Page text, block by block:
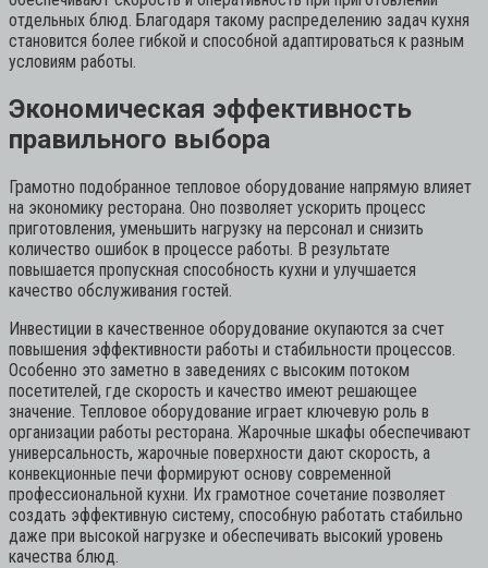
отдельных блюд. Благодаря такому распределению задач кухня
становится более гибкой и способной адаптироваться к разным
условиям работы.
Экономическая эффективность
правильного выбора
Грамотно подобранное тепловое оборудование напрямую влияет
на экономику ресторана. Оно позволяет ускорить процесс
приготовления, уменьшить нагрузку на персонал и снизить
количество ошибок в процессе работы. В результате
повышается пропускная способность кухни и улучшается
качество обслуживания гостей.
Инвестиции в качественное оборудование окупаются за счет
повышения эффективности работы и стабильности процессов.
Особенно это заметно в заведениях с высоким потоком
посетителей, где скорость и качество имеют решающее
значение. Тепловое оборудование играет ключевую роль в
организации работы ресторана. Жарочные шкафы обеспечивают
универсальность, жарочные поверхности дают скорость, а
конвекционные печи формируют основу современной
профессиональной кухни. Их грамотное сочетание позволяет
создать эффективную систему, способную работать стабильно
даже при высокой нагрузке и обеспечивать высокий уровень
качества блюд.